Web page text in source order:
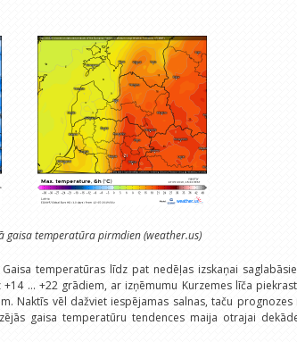
gaisa temperatūra pirmdien (weather.us)
temperatūras līdz pat nedēļas izskaņai
... +22 grādiem, ar izņēmumu Kurzemes līča
Naktīs vēl dažviet iespējamas salnas, taču prognozes
gaisa temperatūru tendences maija otrajai